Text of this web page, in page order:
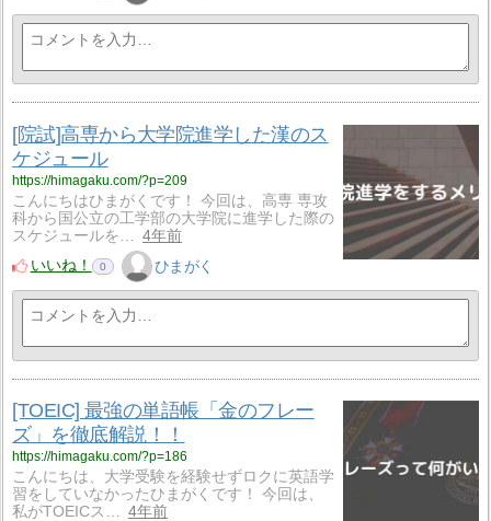
[院試]高専から大学院進学した漢のス
ケジュール
https://himagaku.com/?p=209
こんにちはひまがくです！ 今回は、高専 専攻
科から国公立の工学部の大学院に進学した際の
スケジュールを…
4年前
いいね！
0 ひまがく
[TOEIC] 最強の単語帳「金のフレー
ズ」を徹底解説！！
https://himagaku.com/?p=186
こんにちは、大学受験を経験せずロクに英語学
習をしていなかったひまがくです！ 今回は、
私がTOEICス…
4年前